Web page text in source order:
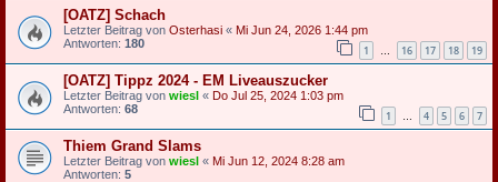
[OATZ] Schach
Letzter Beitrag von Osterhasi « Mi Jun 24, 2026 1:44 pm
Antworten: 180 1 … 16 17 18 19
[OATZ] Tippz 2024 - EM Liveauszucker
Letzter Beitrag von wiesl « Do Jul 25, 2024 1:03 pm
Antworten: 68 1 … 4 5 6 7
Thiem Grand Slams
Letzter Beitrag von wiesl « Mi Jun 12, 2024 8:28 am
Antworten: 5